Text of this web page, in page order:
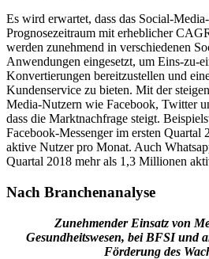
Es wird erwartet, dass das Social-
Prognosezeitraum mit erheblicher
werden zunehmend in verschiedenen
Anwendungen eingesetzt, um Eins-zu-
Konvertierungen bereitzustellen und
Kundenservice zu bieten. Mit der
Media-Nutzern wie Facebook, Twitter
dass die Marktnachfrage steigt.
Facebook-Messenger im ersten
aktive Nutzer pro Monat. Auch
Quartal 2018 mehr als 1,3 Millionen
Nach Branchenanalyse
Zunehmender Einsatz von
Gesundheitswesen, bei BFSI und
Förderung des